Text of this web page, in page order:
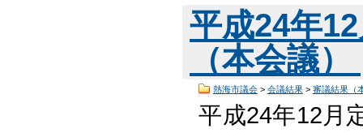
平成24年
（本会議）
熱海市議会> 会議結果> 審議結果（
平成24年12月